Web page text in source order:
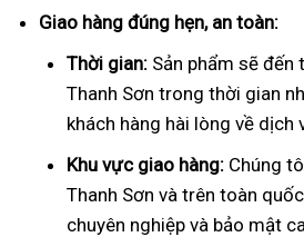
Giao hàng đúng hẹn, an toàn:
Thời gian: Sản phẩm sẽ đến
Thanh Sơn trong thời gian
khách hàng hài lòng về dịch
Khu vực giao hàng: Chúng
Thanh Sơn và trên toàn
chuyên nghiệp và bảo mật